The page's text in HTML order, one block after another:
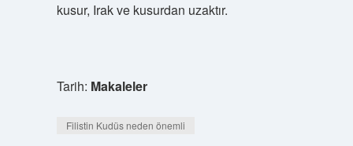
kusur, Irak ve kusurdan uzaktır.
Tarih: Makaleler
Filistin Kudüs neden önemli